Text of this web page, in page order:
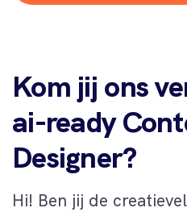
Kom jij ons
ai-ready
Designer?
Hi! Ben jij de